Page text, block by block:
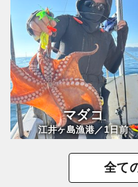
マダコ
江井ヶ島漁港／ 1日前
全て